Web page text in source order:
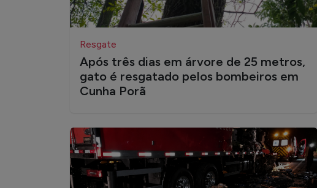
Resgate
Após três dias em árvore de 25 metros,
gato é resgatado pelos bombeiros em
Cunha Porã